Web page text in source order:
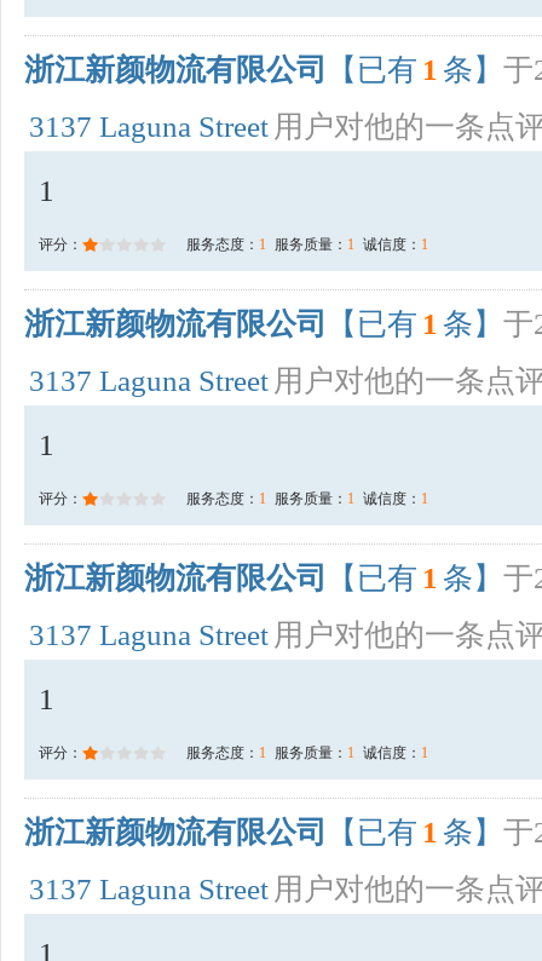
浙江新颜物流有限公司 【已有 1 条】 于
3137 Laguna Street 用户对他的一条点
1
评分： 服务态度： 1 服务质量： 1 诚信度： 1
浙江新颜物流有限公司 【已有 1 条】 于
3137 Laguna Street 用户对他的一条点
1
评分： 服务态度： 1 服务质量： 1 诚信度： 1
浙江新颜物流有限公司 【已有 1 条】 于
3137 Laguna Street 用户对他的一条点
1
评分： 服务态度： 1 服务质量： 1 诚信度： 1
浙江新颜物流有限公司 【已有 1 条】 于
3137 Laguna Street 用户对他的一条点
1